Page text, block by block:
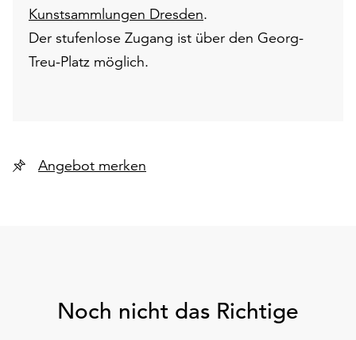
Kunstsammlungen Dresden.
Der stufenlose Zugang ist über den Georg-
Treu-Platz möglich.
Angebot merken
Noch nicht das Richtige